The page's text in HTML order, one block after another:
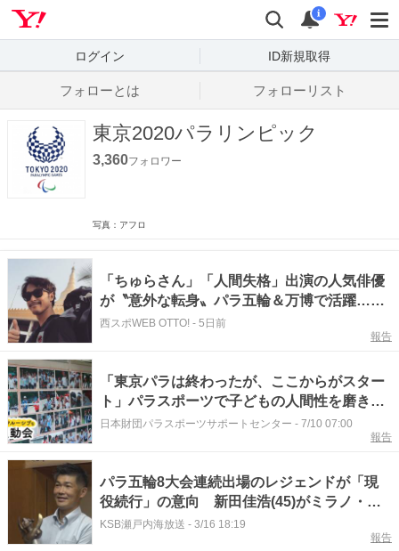
検索
通知
i
ログイン ID新規取得
フォローとは フォローリスト
東京2020パラリンピック
3,360フォロワー
写真：アフロ
「ちゅらさん」「人間失格」出演の人気俳優
が〝意外な転身〟パラ五輪＆万博で活躍…27
歳で俳優休業・小橋賢児さん〝46歳の姿〟に
西スポWEB OTTO! - 5日前
報告
「東京パラは終わったが、ここからがスター
ト」パラスポーツで子どもの人間性を磨き続
ける、愛知県の熱血校長の教育哲学と信念｜
日本財団パラスポーツサポートセンター - 7/10 07:00
報告
パラ五輪8大会連続出場のレジェンドが「現
役続行」の意向 新田佳浩(45)がミラノ・コ
ルティナ最終レース 岡山・西粟倉村出身
KSB瀬戸内海放送 - 3/16 18:19
報告